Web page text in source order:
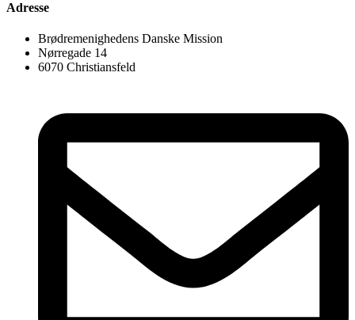
Adresse
Brødremenighedens Danske Mission
Nørregade 14
6070 Christiansfeld